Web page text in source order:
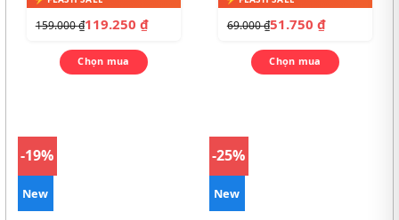
159.000₫119.250 ₫
Chọn mua
69.000₫51.750 ₫
Chọn mua
-19%
New
-25%
New